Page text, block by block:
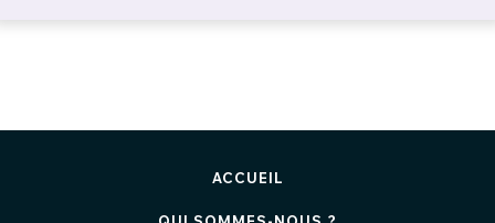
ACCUEIL